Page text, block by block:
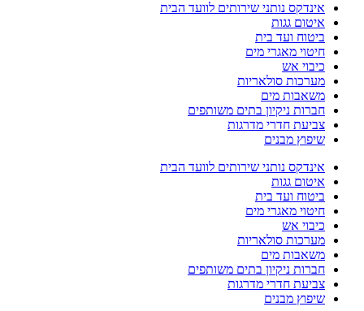
אינדקס נותני שירותים לוועד הבית
איטום גגות
ביטוח ועד בית
חיטוי מאגרי מים
כיבוי אש
מערכות סולאריות
משאבות מים
חברות ניקיון בתים משותפים
צביעת חדרי מדרגות
שיפוץ מבנים
אינדקס נותני שירותים לוועד הבית
איטום גגות
ביטוח ועד בית
חיטוי מאגרי מים
כיבוי אש
מערכות סולאריות
משאבות מים
חברות ניקיון בתים משותפים
צביעת חדרי מדרגות
שיפוץ מבנים